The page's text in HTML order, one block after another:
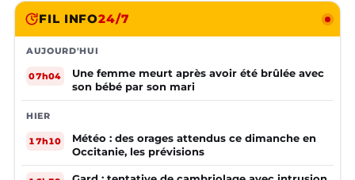
FIL INFO24/7
AUJOURD'HUI
07h04
Une femme meurt après avoir été brûlée avec
son bébé par son mari
HIER
17h10
Météo : des orages attendus ce dimanche en
Occitanie, les prévisions